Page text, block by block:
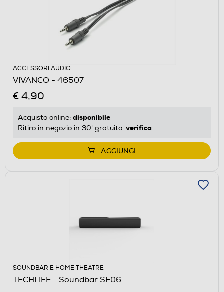
ACCESSORI AUDIO
VIVANCO - 46507
€ 4,90
Acquisto online: disponibile
Ritiro in negozio in 30' gratuito: verifica
AGGIUNGI
SOUNDBAR E HOME THEATRE
TECHLIFE - Soundbar SE06